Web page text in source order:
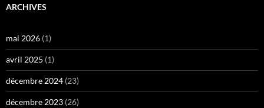
ARCHIVES
mai 2026 (1)
avril 2025 (1)
décembre 2024 (23)
décembre 2023 (26)